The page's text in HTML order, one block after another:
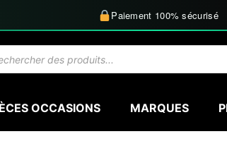
Paiement 100% sécurisé
OCCASIONS MARQUES